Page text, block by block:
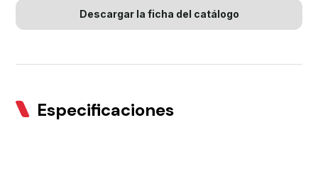
Descargar la ficha del catálogo
Especificaciones